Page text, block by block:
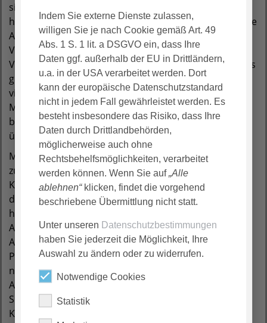
sich schnell selbst viel sicherer in seiner Arbeit gefühlt
hat“, resümierte eine Auszubildende. Der Einblick in die
Arbeit mit den Patienten, die Organisation und
Verwaltung empfanden die Azubis als sehr lehrreich.
Von den Patienten bekamen die Schüler ein besonders
gutes Feedback: Die Auszubildenden haben sich sehr
viel Zeit für die Betreuung der ihnen anvertrauten
Menschen genommen. Kursleiterin Ulrike Dierkes
betonte: „Gesamt betrachtet haben die Schüler das
überaus super gemeistert.“
Margret Puppa, stellvertretende Pflegedirektorin und
zuständig für die chirurgischen Stationen des
Klinikums, überzeugte sich persönlich regelmäßig von
der Arbeit der Teams auf Station. Sie hob besonders
hervor, dass die Auszubildenden trotz vielseitiger
Aufgaben und aufregend neuer Situationen immer ein
Auge für die Menschen auf Station hatten. „Diese
Projekttage sind immer ein voller Erfolg und ein
nachzuahmendes, gut organisiertes Projekt der
Ausbildungsstätte im Diakonieklinikum“, erklärt
Susanne Herrmann, Leiterin der Gesundheits- und
Krankenpflegeschule.
Indem Sie externe Dienste zulassen,
willigen Sie je nach Cookie gemäß Art. 49
Abs. 1 S. 1 lit. a DSGVO ein, dass Ihre
Daten ggf. außerhalb der EU in Drittländern,
u.a. in der USA verarbeitet werden. Dort
kann der europäische Datenschutzstandard
nicht in jedem Fall gewährleistet werden. Es
besteht insbesondere das Risiko, dass Ihre
Daten durch Drittlandbehörden,
möglicherweise auch ohne
Rechtsbehelfsmöglichkeiten, verarbeitet
werden können. Wenn Sie auf „Alle
ablehnen“klicken, findet die vorgehend
beschriebene Übermittlung nicht statt.
Unter unseren Datenschutzbestimmungen
haben Sie jederzeit die Möglichkeit, Ihre
Auswahl zu ändern oder zu widerrufen.
Notwendige Cookies
Statistik